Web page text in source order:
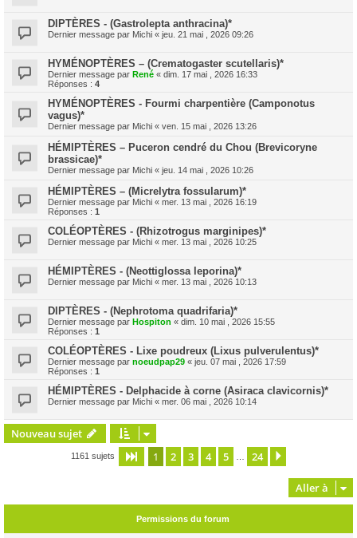
DIPTÈRES - (Gastrolepta anthracina)*
Dernier message par Michi « jeu. 21 mai , 2026 09:26
HYMÉNOPTÈRES – (Crematogaster scutellaris)*
Dernier message par René « dim. 17 mai , 2026 16:33
Réponses : 4
HYMÉNOPTÈRES - Fourmi charpentière (Camponotus
vagus)*
Dernier message par Michi « ven. 15 mai , 2026 13:26
HÉMIPTÈRES – Puceron cendré du Chou (Brevicoryne
brassicae)*
Dernier message par Michi « jeu. 14 mai , 2026 10:26
HÉMIPTÈRES – (Micrelytra fossularum)*
Dernier message par Michi « mer. 13 mai , 2026 16:19
Réponses : 1
COLÉOPTÈRES - (Rhizotrogus marginipes)*
Dernier message par Michi « mer. 13 mai , 2026 10:25
HÉMIPTÈRES - (Neottiglossa leporina)*
Dernier message par Michi « mer. 13 mai , 2026 10:13
DIPTÈRES - (Nephrotoma quadrifaria)*
Dernier message par Hospiton « dim. 10 mai , 2026 15:55
Réponses : 1
COLÉOPTÈRES - Lixe poudreux (Lixus pulverulentus)*
Dernier message par noeudpap29 « jeu. 07 mai , 2026 17:59
Réponses : 1
HÉMIPTÈRES - Delphacide à corne (Asiraca clavicornis)*
Dernier message par Michi « mer. 06 mai , 2026 10:14
Nouveau sujet
1161 sujets Page 1sur24
1 2 3 4 5 24
Aller à
Permissions du forum